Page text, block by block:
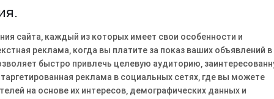
сайта‚ каждый из которых имеет свои особенности и
реклама‚ когда вы платите за показ ваших объявлений в
быстро привлечь целевую аудиторию‚
реклама в социальных сетях‚ где вы можете
на основе их интересов‚ демографических данных и